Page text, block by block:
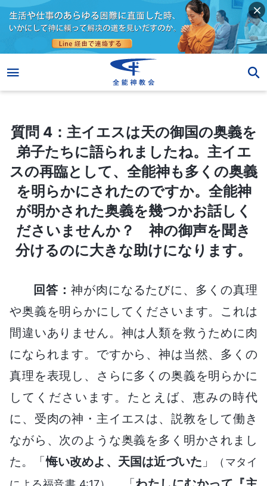
質問 4：主イエスは天の御国の奥義を
弟子たちに語られましたね。主イエ
スの再臨として、全能神も多くの奥義
を明らかにされたのですか。全能神
が明かされた奥義を幾つかお話しく
ださいませんか？ 神の御声を聞き
分けるのに大きな助けになります。
回答： 神が肉になるたびに、多くの真理
や奥義を明らかにしてくださいます。これは
間違いありません。神は人類を救うために肉
になられます。ですから、神は当然、多くの
真理を表現し、さらに多くの奥義を明らかに
してくださいます。たとえば、恵みの時代
に、受肉の神・主イエスは、説教をして働き
ながら、次のような奥義を多く明かされまし
た。「悔い改めよ、天国は近づいた 」
（マタイ